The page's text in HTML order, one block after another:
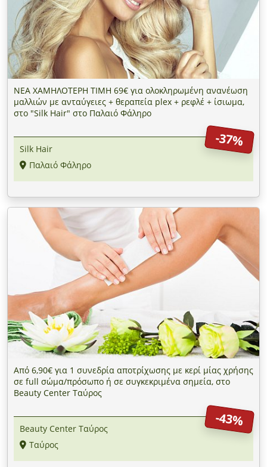
ΝΕΑ ΧΑΜΗΛΟΤΕΡΗ ΤΙΜΗ 69€ για ολοκληρωμένη ανανέωση
μαλλιών με ανταύγειες + θεραπεία plex + ρεφλέ + ίσιωμα,
στο "Silk Hair" στο Παλαιό Φάληρο
-37%
Silk Hair
Παλαιό Φάληρο
Από 6,90€ για 1 συνεδρία αποτρίχωσης με κερί μίας χρήσης
σε full σώμα/πρόσωπο ή σε συγκεκριμένα σημεία, στο
Beauty Center Ταύρος
-43%
Beauty Center Ταύρος
Ταύρος